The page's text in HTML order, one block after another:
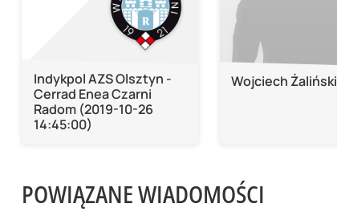
Indykpol AZS Olsztyn -
Cerrad Enea Czarni
Radom (2019-10-26
14:45:00)
Wojciech Żaliński
POWIĄZANE WIADOMOŚCI